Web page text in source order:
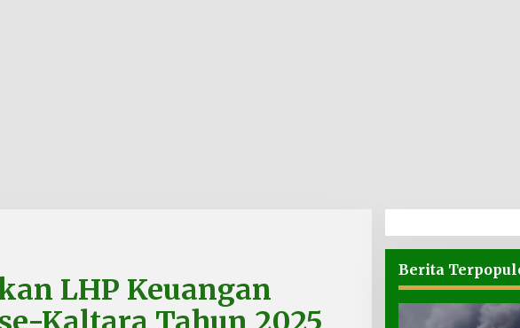
LHP Keuangan
Berita